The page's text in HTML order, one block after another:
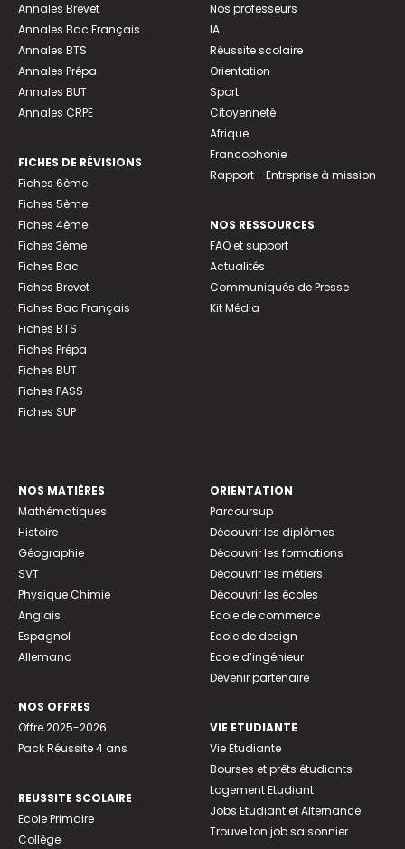
Annales Brevet
Annales Bac Français
Annales BTS
Annales Prépa
Annales BUT
Annales CRPE
FICHES DE RÉVISIONS
Fiches 6ème
Fiches 5ème
Fiches 4ème
Fiches 3ème
Fiches Bac
Fiches Brevet
Fiches Bac Français
Fiches BTS
Fiches Prépa
Fiches BUT
Fiches PASS
Fiches SUP
Nos professeurs
IA
Réussite scolaire
Orientation
Sport
Citoyenneté
Afrique
Francophonie
Rapport - Entreprise à mission
NOS RESSOURCES
FAQ et support
Actualités
Communiqués de Presse
Kit Média
NOS MATIÈRES
Mathématiques
Histoire
Géographie
SVT
Physique Chimie
Anglais
Espagnol
Allemand
NOS OFFRES
Offre 2025-2026
Pack Réussite 4 ans
REUSSITE SCOLAIRE
Ecole Primaire
Collège
ORIENTATION
Parcoursup
Découvrir les diplômes
Découvrir les formations
Découvrir les métiers
Découvrir les écoles
Ecole de commerce
Ecole de design
Ecole d’ingénieur
Devenir partenaire
VIE ETUDIANTE
Vie Etudiante
Bourses et prêts étudiants
Logement Etudiant
Jobs Etudiant et Alternance
Trouve ton job saisonnier